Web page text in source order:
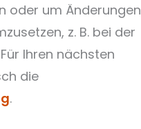
oder um Änderungen
z. B. bei der
Ihren nächsten
die
.